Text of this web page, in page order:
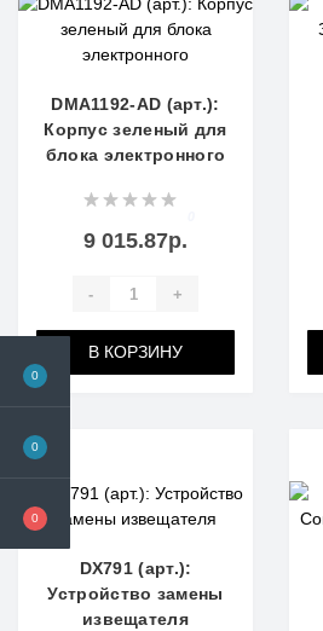
0
0
0
DMA1192-AD (арт.):
Корпус зеленый для
блока электронного
9 015.87р.
- +
В КОРЗИНУ
DX791 (арт.):
Устройство замены
извещателя